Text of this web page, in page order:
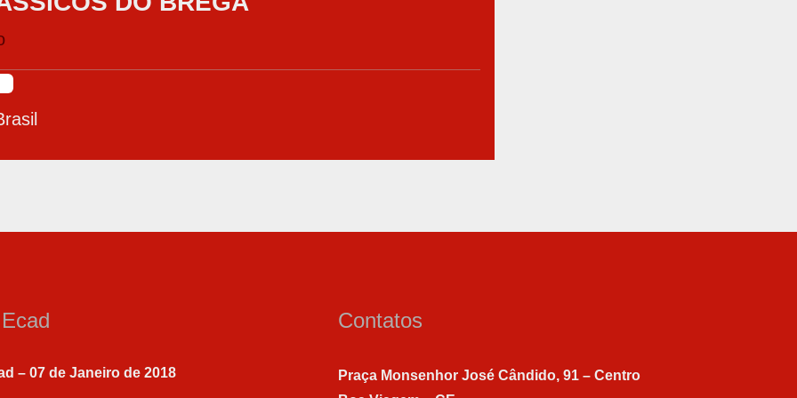
– 07 de Janeiro de 2018
Contatos
Praça Monsenhor José Cândido, 91 – Centro